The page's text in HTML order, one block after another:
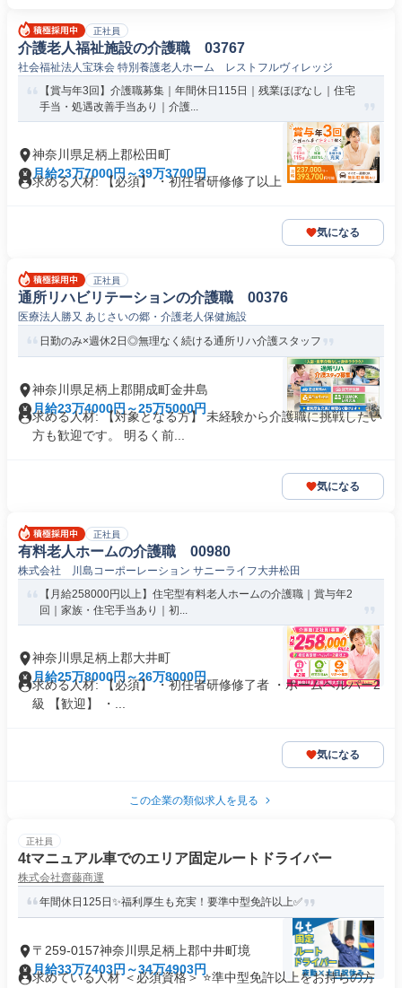
正社員
介護老人福祉施設の介護職 03767
社会福祉法人宝珠会 特別養護老人ホーム レストフルヴィレッジ
【賞与年3回】介護職募集｜年間休日115日｜残業ほぼなし｜住宅
手当・処遇改善手当あり｜介護...
神奈川県足柄上郡松田町
月給23万7000円～39万3700円
求める人材: 【必須】 ・初任者研修修了以上
気になる
正社員
通所リハビリテーションの介護職 00376
医療法人勝又 あじさいの郷・介護老人保健施設
日勤のみ×週休2日◎無理なく続ける通所リハ介護スタッフ
神奈川県足柄上郡開成町金井島
月給23万4000円～25万5000円
求める人材: 【対象となる方】 未経験から介護職に挑戦したい
方も歓迎です。 明るく前...
気になる
正社員
有料老人ホームの介護職 00980
株式会社 川島コーポーレーション サニーライフ大井松田
【月給258000円以上】住宅型有料老人ホームの介護職｜賞与年2
回｜家族・住宅手当あり｜初...
神奈川県足柄上郡大井町
月給25万8000円～26万8000円
求める人材: 【必須】 ・初任者研修修了者 ・ホームヘルパー2
級 【歓迎】 ・...
気になる
この企業の類似求人を見る
正社員
4tマニュアル車でのエリア固定ルートドライバー
株式会社齋藤商運
年間休日125日✨福利厚生も充実！要準中型免許以上✅
〒259-0157神奈川県足柄上郡中井町境
月給33万7403円～34万4903円
求めている人材 ＜必須資格＞ ⭐準中型免許以上をお持ちの方